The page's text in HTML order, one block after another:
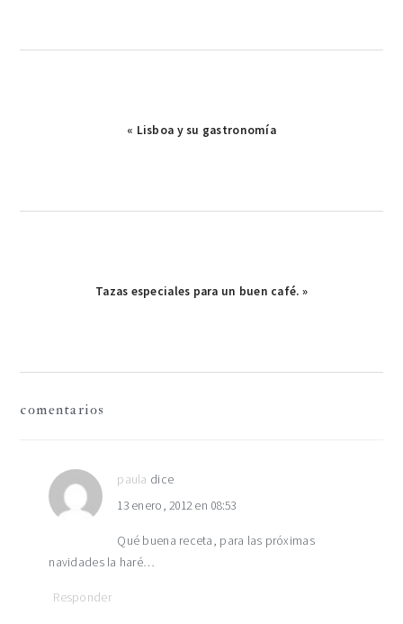
Publicación
« Lisboa y su gastronomía
Publicación
Tazas especiales para un buen café. »
interacciones
los
lectores
comentarios
paula dice
13 enero, 2012 en 08:53
Qué buena receta, para las próximas
navidades la haré…
Responder